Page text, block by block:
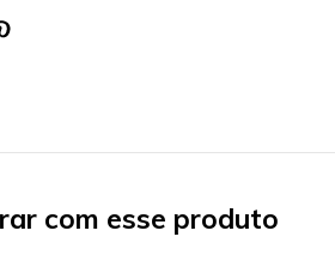
com esse produto